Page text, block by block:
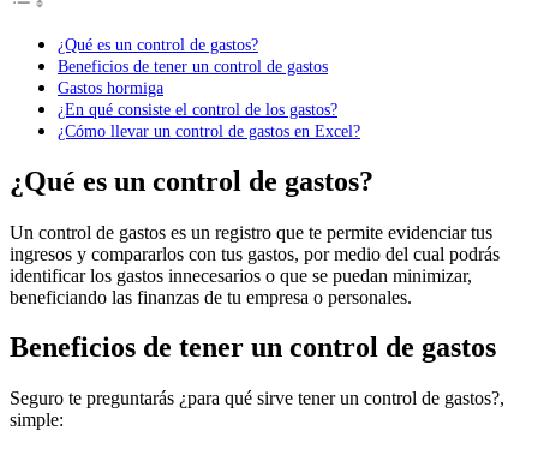
¿Qué es un control de gastos?
Beneficios de tener un control de gastos
Gastos hormiga
¿En qué consiste el control de los gastos?
¿Cómo llevar un control de gastos en Excel?
¿Qué es un control de gastos?
Un control de gastos es un registro que te permite evidenciar tus
ingresos y compararlos con tus gastos, por medio del cual podrás
identificar los gastos innecesarios o que se puedan minimizar,
beneficiando las finanzas de tu empresa o personales.
Beneficios de tener un control de gastos
Seguro te preguntarás ¿para qué sirve tener un control de gastos?,
simple: